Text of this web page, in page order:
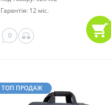
Гарантія: 12 міс.
0
ТОП ПРОДАЖ